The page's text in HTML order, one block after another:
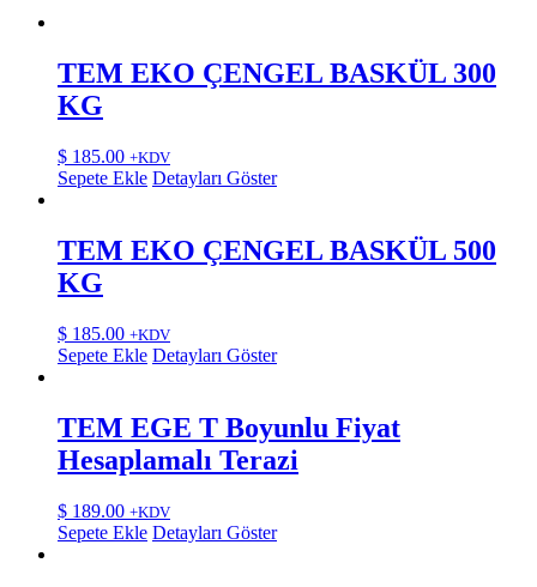
TEM EKO ÇENGEL BASKÜL 300
KG
$ 185.00 +KDV
Sepete Ekle Detayları Göster
TEM EKO ÇENGEL BASKÜL 500
KG
$ 185.00 +KDV
Sepete Ekle Detayları Göster
TEM EGE T Boyunlu Fiyat
Hesaplamalı Terazi
$ 189.00 +KDV
Sepete Ekle Detayları Göster